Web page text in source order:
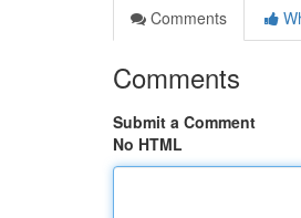
Comments
Comments
Submit a Comment
No HTML